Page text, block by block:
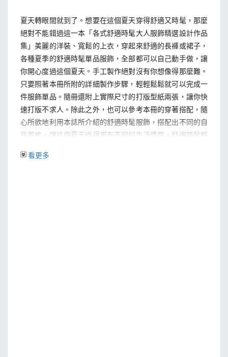
夏天轉眼間就到了。想要在這個夏天穿得舒適又時髦，那麼
絕對不能錯過這一本「各式舒適時髦大人服飾精選設計作品
集」美麗的洋裝、寬鬆的上衣，穿起來舒適的長褲或裙子，
各種夏季的舒適時髦單品服飾，全部都可以自己動手做，讓
你開心度過這個夏天。手工製作絕對沒有你想像得那麼難。
只要照著本冊所附的詳細製作步驟，輕輕鬆鬆就可以完成一
件服飾單品。隨冊還附上實際尺寸的打版型紙兩張，讓你快
速打版不求人。除此之外，也可以參考本冊的穿著搭配，隨
心所欲地利用本誌所介紹的舒適時髦服飾，搭配出不同的自
我風格，讓這個夏天過得更有不同的生活情趣，舒適時髦輕
看更多